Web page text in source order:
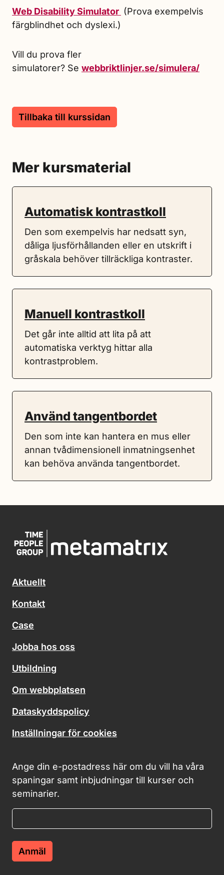
Web Disability Simulator (Prova exempelvis
färgblindhet och dyslexi.)
Vill du prova fler
simulatorer? Se webbriktlinjer.se/simulera/
Tillbaka till kurssidan
Mer kursmaterial
Automatisk kontrastkoll
Den som exempelvis har nedsatt syn,
dåliga ljusförhållanden eller en utskrift i
gråskala behöver tillräckliga kontraster.
Manuell kontrastkoll
Det går inte alltid att lita på att
automatiska verktyg hittar alla
kontrastproblem.
Använd tangentbordet
Den som inte kan hantera en mus eller
annan tvådimensionell inmatningsenhet
kan behöva använda tangentbordet.
Aktuellt
Kontakt
Case
Jobba hos oss
Utbildning
Om webbplatsen
Dataskyddspolicy
Inställningar för cookies
Ange din e-postadress här om du vill ha våra
spaningar samt inbjudningar till kurser och
seminarier.
Anmäl